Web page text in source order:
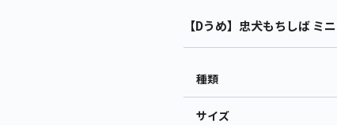
【Dうめ】忠犬もちしば ミ
種類
サイズ